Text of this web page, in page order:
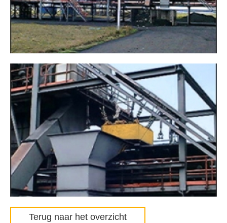
Terug naar het overzicht